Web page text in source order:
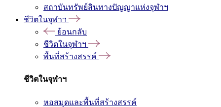
สถาบันทรัพย์สินทางปัญญาแห่งจุฬาฯ
ชีวิตในจุฬาฯ
ย้อนกลับ
ชีวิตในจุฬาฯ
พื้นที่สร้างสรรค์
ชีวิตในจุฬาฯ
หอสมุดและพื้นที่สร้างสรรค์